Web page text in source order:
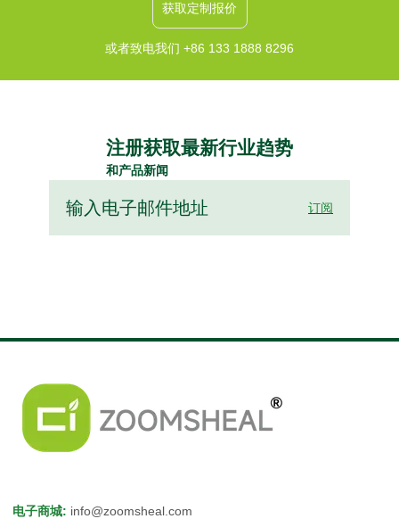
获取定制报价
或者致电我们 +86 133 1888 8296
注册获取最新行业趋势
和产品新闻
订阅
电子商城: info@zoomsheal.com